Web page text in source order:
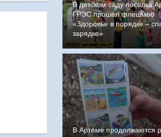
В детском саду посёлка
ГРЭС прошёл флешмоб
«Здоровье в порядке –
зарядке»
В Артёме продолжаются